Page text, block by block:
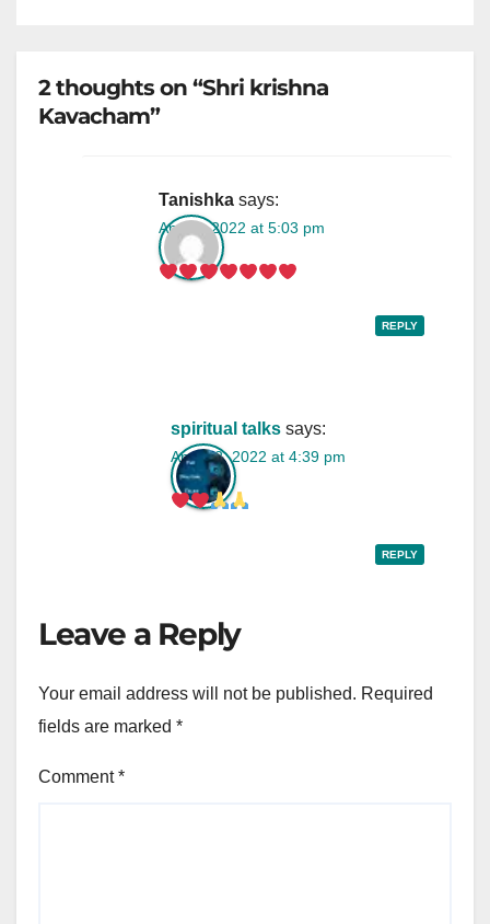
2 thoughts on “Shri krishna
Kavacham”
Tanishka says:
April 6, 2022 at 5:03 pm
REPLY
spiritual talks says:
April 12, 2022 at 4:39 pm
REPLY
Leave a Reply
Your email address will not be published. Required
fields are marked *
Comment*